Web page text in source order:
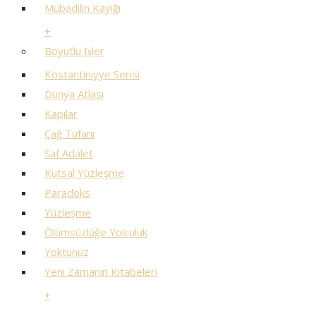
Mübadilin Kayığı
+
Boyutlu İşler
Kostantiniyye Serisi
Dünya Atlası
Kapılar
Çağ Tufanı
Saf Adalet
Kutsal Yüzleşme
Paradoks
Yüzleşme
Ölümsüzlüğe Yolculuk
Yoktunuz
Yeni Zamanın Kitabeleri
+